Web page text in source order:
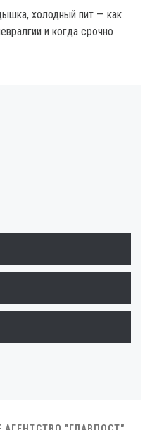
холодный пит — как
и когда срочно